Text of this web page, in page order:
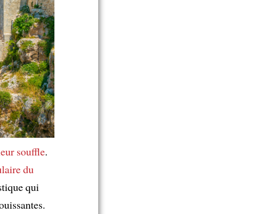
souffle.
du
qui